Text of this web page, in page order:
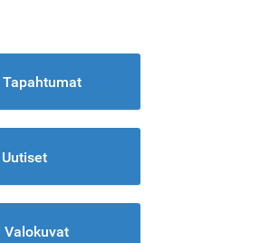
Tapahtumat
Uutiset
Valokuvat